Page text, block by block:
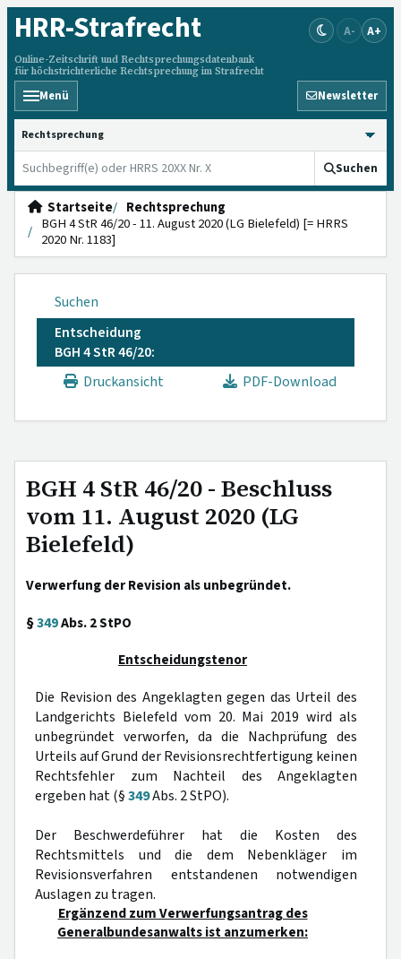
HRR-Strafrecht
Online-Zeitschrift und Rechtsprechungsdatenbank
für höchstrichterliche Rechtsprechung im Strafrecht
A- A+
Menü Newsletter
HRRS durchsuchen
Suchen
Startseite
Rechtsprechung
BGH 4 StR 46/20 - 11. August 2020 (LG Bielefeld) [= HRRS
2020 Nr. 1183]
Suchen
Entscheidung
BGH 4 StR 46/20:
Druckansicht
PDF-Download
BGH 4 StR 46/20 - Beschluss
vom 11. August 2020 (LG
Bielefeld)
Verwerfung der Revision als unbegründet.
§349Abs. 2 StPO
Entscheidungstenor
Die Revision des Angeklagten gegen das Urteil des
Landgerichts Bielefeld vom 20. Mai 2019 wird als
unbegründet verworfen, da die Nachprüfung des
Urteils auf Grund der Revisionsrechtfertigung keinen
Rechtsfehler zum Nachteil des Angeklagten
ergeben hat (§349Abs. 2 StPO).
Der Beschwerdeführer hat die Kosten des
Rechtsmittels und die dem Nebenkläger im
Revisionsverfahren entstandenen notwendigen
Auslagen zu tragen.
Ergänzend zum Verwerfungsantrag des
Generalbundesanwalts ist anzumerken: